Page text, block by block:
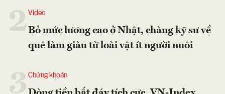
2Video
Bỏ mức lương cao ở Nhật, chàng kỹ sư về
quê làm giàu từ loài vật ít người nuôi
Chứng khoán